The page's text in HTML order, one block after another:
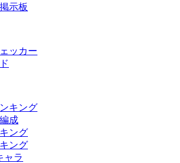
示板
ッカー
キング
成
ング
ング
ャラ